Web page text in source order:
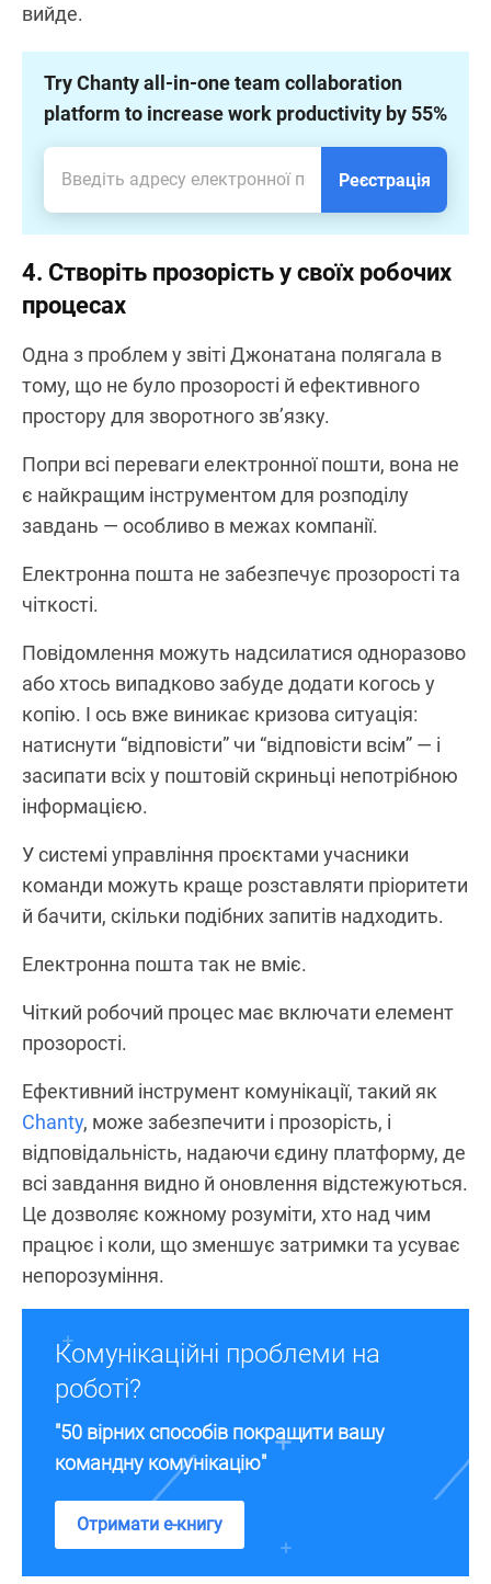
вийде.
Try Chanty all-in-one team collaboration
platform to increase work productivity by 55%
Реєстрація
4. Створіть прозорість у своїх робочих
процесах
Одна з проблем у звіті Джонатана полягала в
тому, що не було прозорості й ефективного
простору для зворотного зв’язку.
Попри всі переваги електронної пошти, вона не
є найкращим інструментом для розподілу
завдань — особливо в межах компанії.
Електронна пошта не забезпечує прозорості та
чіткості.
Повідомлення можуть надсилатися одноразово
або хтось випадково забуде додати когось у
копію. І ось вже виникає кризова ситуація:
натиснути “відповісти” чи “відповісти всім” — і
засипати всіх у поштовій скриньці непотрібною
інформацією.
У системі управління проєктами учасники
команди можуть краще розставляти пріоритети
й бачити, скільки подібних запитів надходить.
Електронна пошта так не вміє.
Чіткий робочий процес має включати елемент
прозорості.
Ефективний інструмент комунікації, такий як
Chanty, може забезпечити і прозорість, і
відповідальність, надаючи єдину платформу, де
всі завдання видно й оновлення відстежуються.
Це дозволяє кожному розуміти, хто над чим
працює і коли, що зменшує затримки та усуває
непорозуміння.
Комунікаційні проблеми на
роботі?
"50 вірних способів покращити вашу
командну комунікацію"
Отримати е-книгу